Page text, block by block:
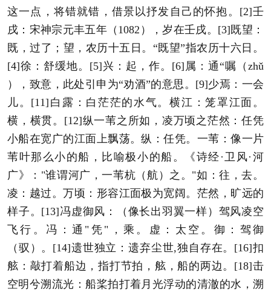
这一点，将错就错，借景以抒发自己的怀抱。[2]壬
戌：宋神宗元丰五年（1082），岁在壬戌。[3]既望：
既，过了；望，农历十五日。“既望”指农历十六日。
[4]徐：舒缓地。[5]兴：起，作。[6]属：通“嘱（zhǔ
），致意，此处引申为“劝酒”的意思。[9]少焉：一会
儿。[11]白露：白茫茫的水气。横江：笼罩江面。
横，横贯。[12]纵一苇之所如，凌万顷之茫然：任凭
小船在宽广的江面上飘荡。纵：任凭。一苇：像一片
苇叶那么小的船，比喻极小的船。《诗经·卫风·河
广》："谁谓河广，一苇杭（航）之。"如：往，去。
凌：越过。万顷：形容江面极为宽阔。茫然，旷远的
样子。[13]冯虚御风：（像长出羽翼一样）驾风凌空
飞行。冯：通"凭"，乘。虚：太空。御：驾御
（驭）。[14]遗世独立：遗弃尘世,独自存在。[16]扣
舷：敲打着船边，指打节拍，舷，船的两边。[18]击
空明兮溯流光：船桨拍打着月光浮动的清澈的水，溯